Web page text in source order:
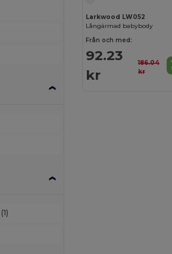
(1)
Larkwood LW052
Långärmad babybody
Från och med:
92.23
kr
186.04
kr